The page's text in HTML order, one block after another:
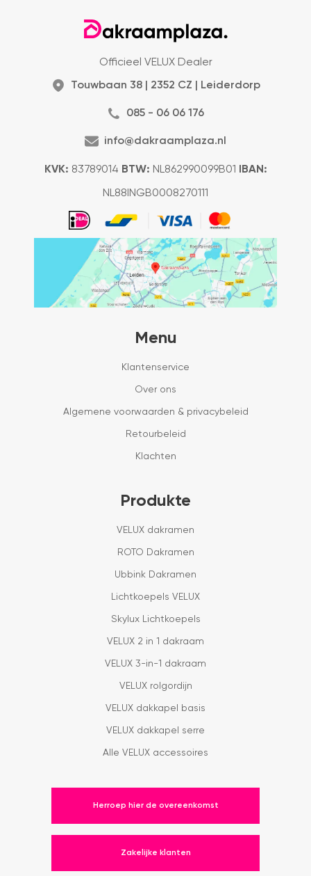
Officieel VELUX Dealer
Touwbaan 38 | 2352 CZ | Leiderdorp
085 - 06 06 176
info@dakraamplaza.nl
KVK: 83789014 BTW: NL862990099B01 IBAN:
NL88INGB0008270111
Menu
Klantenservice
Over ons
Algemene voorwaarden & privacybeleid
Retourbeleid
Klachten
Produkte
VELUX dakramen
ROTO Dakramen
Ubbink Dakramen
Lichtkoepels VELUX
Skylux Lichtkoepels
VELUX 2 in 1 dakraam
VELUX 3-in-1 dakraam
VELUX rolgordijn
VELUX dakkapel basis
VELUX dakkapel serre
Alle VELUX accessoires
Herroep hier de overeenkomst
Zakelijke klanten